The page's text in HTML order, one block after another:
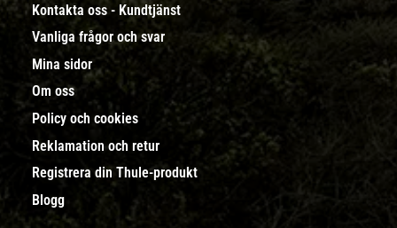
Kontakta oss - Kundtjänst
Vanliga frågor och svar
Mina sidor
Om oss
Policy och cookies
Reklamation och retur
Registrera din Thule-produkt
Blogg